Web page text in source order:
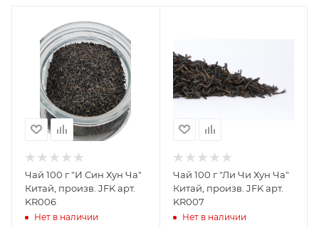
Чай 100 г "И Син Хун Ча"
Китай, произв. JFK арт.
KR006
Нет в наличии
Чай 100 г "Ли Чи Хун Ча"
Китай, произв. JFK арт.
KR007
Нет в наличии